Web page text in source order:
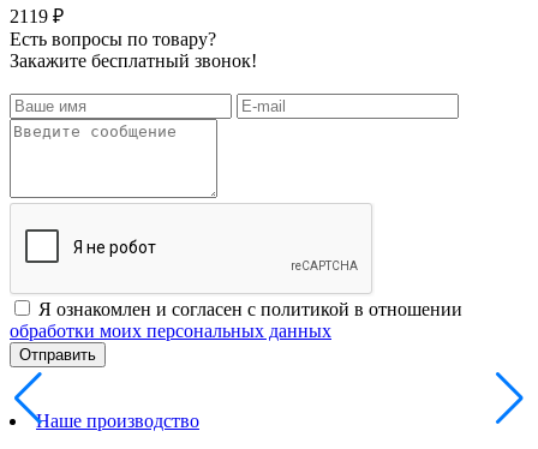
2119 ₽
Есть вопросы по товару?
Закажите бесплатный звонок!
Я ознакомлен и согласен с политикой в отношении
обработки моих персональных данных
Наше производство